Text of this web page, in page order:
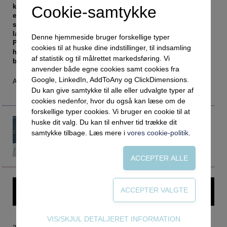
Netværk
Intelligens
Uddannelser under corona
Vejledningsindsatsen under corona
Professioner under pres
Veje til virkeligheden
Den kommunale ungeindsats
Social mobilitet
Praksischok
Abonnement
Tilmelding og prøveperiode
Abonnementspriser
Kontakt
Vilkår og betingelser
komplekse krise siden Anden Verdenskrig. Ingen kender
endnu løsningerne, og frem­tiden står så åben, at nye
stemmer bør blande sig i, hvad samfundet fremover skal
lægge vægt på, mener professor emeritus Ove Kaj
Pedersen. Han opfordrer vejledere til at bidrage med,
hvordan unge kan tilegne sig kompetencer, der måske bliver
brug for.
Af Annette Haugaard
Ove Kaj Pedersen
op.mpp@cbs.dk
Professor emeritus
Copenhagen Business School
Denne artikel kræver login – prøv Vejlederforum gratis i en
Cookie-samtykke
Denne hjemmeside bruger forskellige typer
cookies til at huske dine indstillinger, til indsamling
af statistik og til målrettet markedsføring. Vi
anvender både egne cookies samt cookies fra
Google, LinkedIn, AddToAny og ClickDimensions.
Du kan give samtykke til alle eller udvalgte typer af
cookies nedenfor, hvor du også kan læse om de
forskellige typer cookies. Vi bruger en cookie til at
huske dit valg. Du kan til enhver tid trække dit
samtykke tilbage. Læs mere i vores cookie-politik
Teknisk
VIS/SKJUL DETALJERET INFORMATION